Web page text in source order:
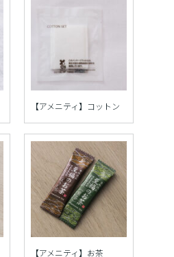
【アメニティ】コットン
【アメニティ】お茶